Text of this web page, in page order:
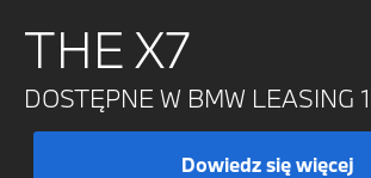
THE X7
DOSTĘPNE W BMW LEASING
Dowiedz się więcej